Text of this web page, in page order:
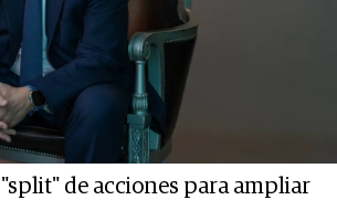
"split" de acciones para ampliar